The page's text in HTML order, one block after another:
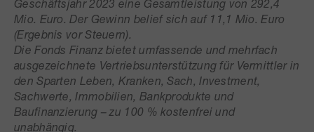
Geschäftsjahr 2023 eine Gesamtleistung von 292,4
Mio. Euro. Der Gewinn belief sich auf 11,1 Mio. Euro
(Ergebnis vor Steuern).
Die Fonds Finanz bietet umfassende und mehrfach
ausgezeichnete Vertriebsunterstützung für Vermittler in
den Sparten Leben, Kranken, Sach, Investment,
Sachwerte, Immobilien, Bankprodukte und
Baufinanzierung – zu 100 % kostenfrei und
unabhängig.